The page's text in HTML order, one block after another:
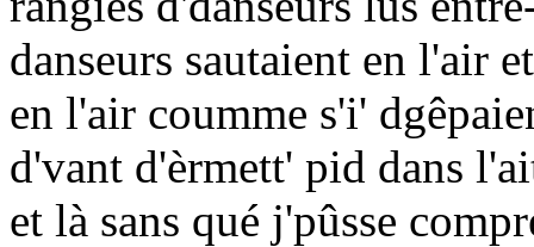
danseurs sautaient en l'air
en l'air coumme s'i'
d'vant d'èrmett' pid dans
et là sans qué j'pûsse